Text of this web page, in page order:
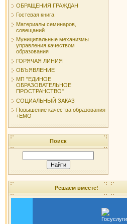
ОБРАЩЕНИЯ ГРАЖДАН
Гостевая книга
Материалы семинаров,
совещаний
Муниципальные механизмы
управления качеством
образования
ГОРЯЧАЯ ЛИНИЯ
ОБЪЯВЛЕНИЕ
МП "ЕДИНОЕ
ОБРАЗОВАТЕЛЬНОЕ
ПРОСТРАНСТВО"
СОЦИАЛЬНЫЙ ЗАКАЗ
Повышение качества образования
+ЕМО
Поиск
Решаем вместе!